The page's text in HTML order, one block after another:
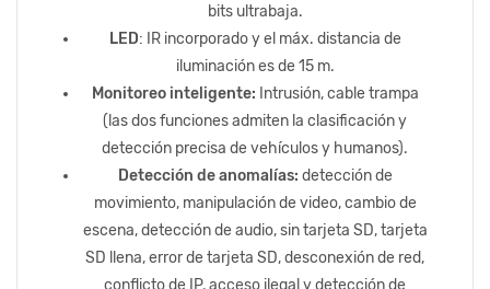
bits ultrabaja.
LED: IR incorporado y el máx. distancia de
iluminación es de 15 m.
Monitoreo inteligente: Intrusión, cable trampa
(las dos funciones admiten la clasificación y
detección precisa de vehículos y humanos).
Detección de anomalías: detección de
movimiento, manipulación de video, cambio de
escena, detección de audio, sin tarjeta SD, tarjeta
SD llena, error de tarjeta SD, desconexión de red,
conflicto de IP, acceso ilegal y detección de